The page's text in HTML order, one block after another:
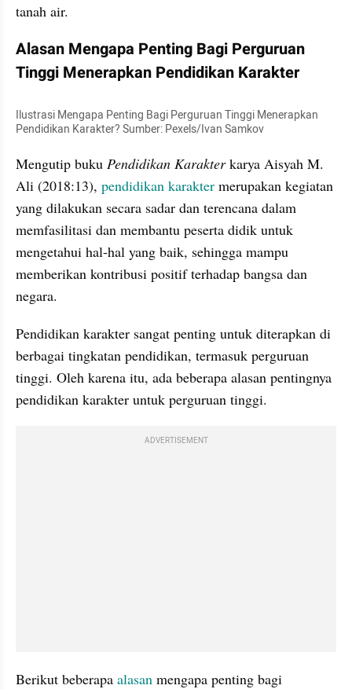
tanah air.
Alasan Mengapa Penting Bagi Perguruan
Tinggi Menerapkan Pendidikan Karakter
Ilustrasi Mengapa Penting Bagi Perguruan Tinggi Menerapkan
Pendidikan Karakter? Sumber: Pexels/Ivan Samkov
Mengutip buku Pendidikan Karakter karya Aisyah M.
Ali (2018:13), pendidikan karakter merupakan kegiatan
yang dilakukan secara sadar dan terencana dalam
memfasilitasi dan membantu peserta didik untuk
mengetahui hal-hal yang baik, sehingga mampu
memberikan kontribusi positif terhadap bangsa dan
negara.
Pendidikan karakter sangat penting untuk diterapkan di
berbagai tingkatan pendidikan, termasuk perguruan
tinggi. Oleh karena itu, ada beberapa alasan pentingnya
pendidikan karakter untuk perguruan tinggi.
ADVERTISEMENT
Berikut beberapa alasan mengapa penting bagi